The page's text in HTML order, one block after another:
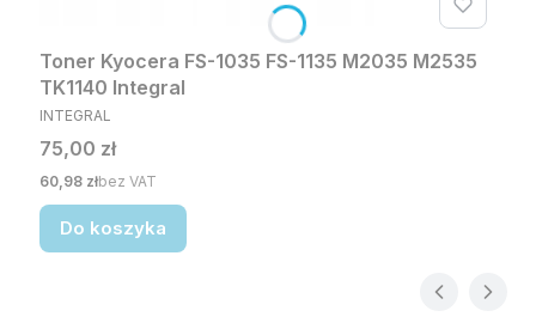
Toner Kyocera FS-1035 FS-1135 M2035 M2535
TK1140 Integral
PRODUCENT
INTEGRAL
Cena
75,00 zł
Cena
60,98 złbez VAT
Do koszyka